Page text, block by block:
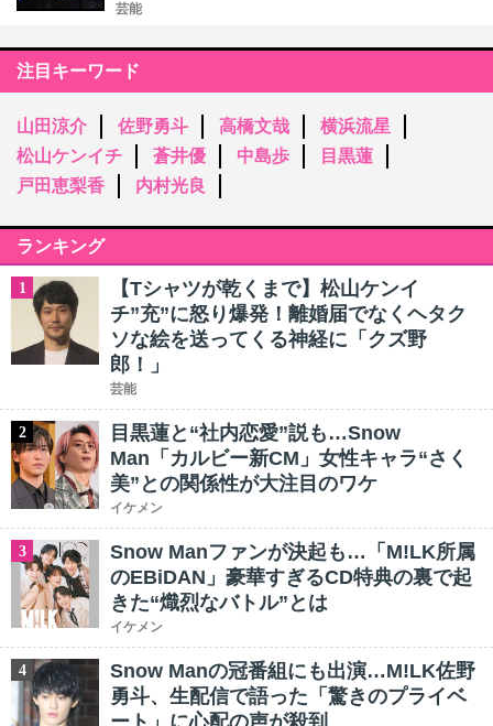
芸能
注目キーワード
山田涼介 佐野勇斗 高橋文哉
横浜流星
松山ケンイチ
蒼井優 中島歩
目黒蓮
戸田恵梨香
内村光良
ランキング
1
【Tシャツが乾くまで】松山ケンイ
チ”充”に怒り爆発！離婚届でなくヘタク
ソな絵を送ってくる神経に「クズ野
郎！」
芸能
2
目黒蓮と“社内恋愛”説も…Snow
Man「カルビー新CM」女性キャラ“さく
美”との関係性が大注目のワケ
イケメン
3
Snow Manファンが決起も…「M!LK所属
のEBiDAN」豪華すぎるCD特典の裏で起
きた“熾烈なバトル”とは
イケメン
4
Snow Manの冠番組にも出演…M!LK佐野
勇斗、生配信で語った「驚きのプライベ
ート」に心配の声が殺到